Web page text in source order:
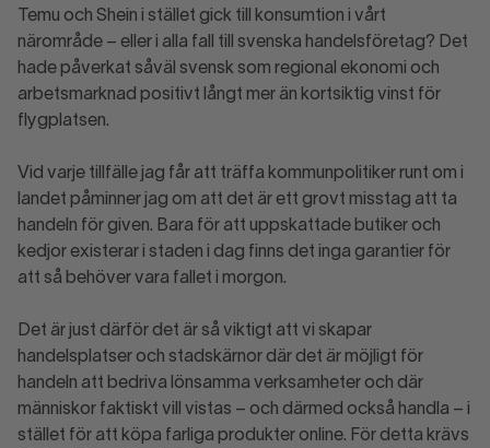
Temu och Shein i stället gick till konsumtion i vårt
närområde – eller i alla fall till svenska handelsföretag? Det
hade påverkat såväl svensk som regional ekonomi och
arbetsmarknad positivt långt mer än kortsiktig vinst för
flygplatsen.
Vid varje tillfälle jag får att träffa kommunpolitiker runt om i
landet påminner jag om att det är ett grovt misstag att ta
handeln för given. Bara för att uppskattade butiker och
kedjor existerar i staden i dag finns det inga garantier för
att så behöver vara fallet i morgon.
Det är just därför det är så viktigt att vi skapar
handelsplatser och stadskärnor där det är möjligt för
handeln att bedriva lönsamma verksamheter och där
människor faktiskt vill vistas – och därmed också handla – i
stället för att köpa farliga produkter online. För detta krävs